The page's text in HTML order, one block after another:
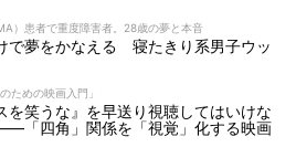
）患者で重度障害者。28歳の夢と本音
で夢をかなえる 寝たきり系男子ウッ
ための映画入門」
を笑うな』を早送り視聴してはいけな
「四角」関係を「視覚」化する映画